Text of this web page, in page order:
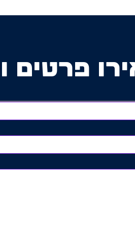
פרטים